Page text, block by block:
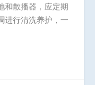
和散播器，应定期
进行清洗养护，一